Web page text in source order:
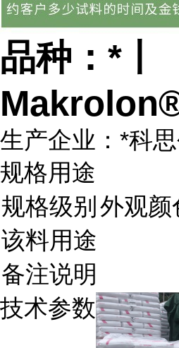
品种：*丨
生产企业：*科
规格用途
规格级别 外观颜
该料用途
备注说明
技术参数